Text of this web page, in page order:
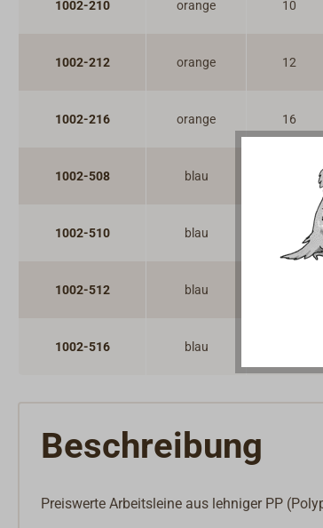
1002-210 orange 10
1002-212 orange 12
1002-216 orange 16
1002-508 blau
1002-510 blau
1002-512 blau
1002-516 blau
Beschreibung
Preiswerte Arbeitsleine aus lehniger PP